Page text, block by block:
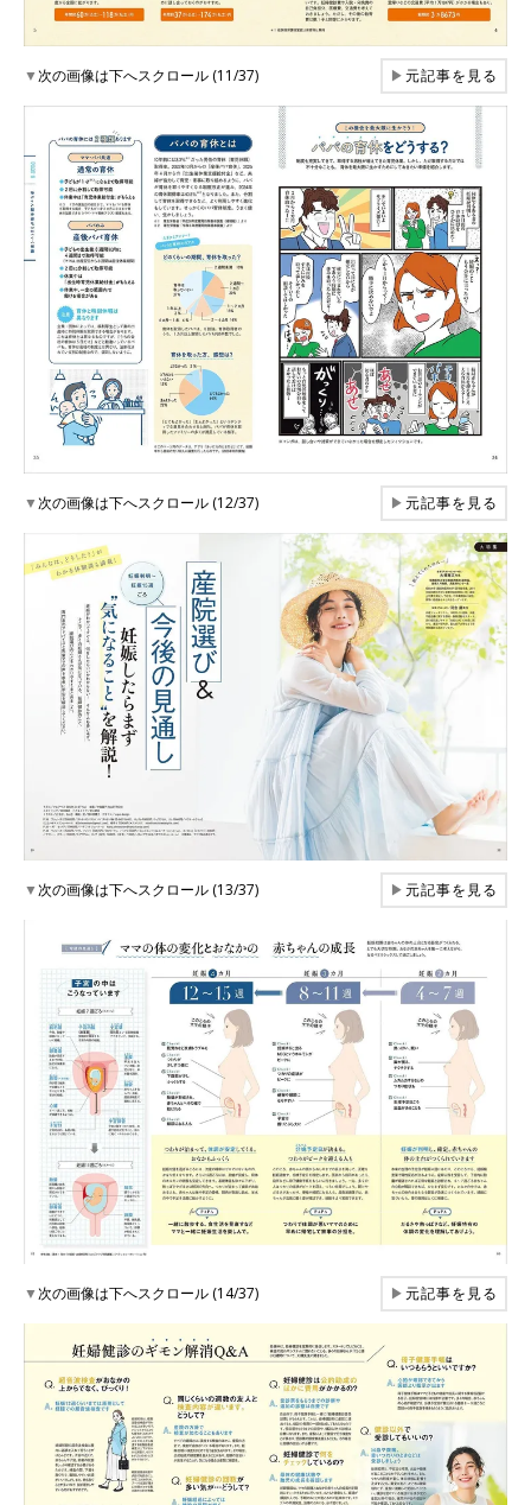
▼次の画像は下へスクロール (11/37) ▶元記事を見る
▼次の画像は下へスクロール (12/37) ▶元記事を見る
▼次の画像は下へスクロール (13/37) ▶元記事を見る
▼次の画像は下へスクロール (14/37) ▶元記事を見る